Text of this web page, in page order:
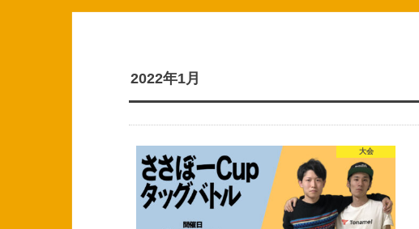
2022年1月
大会